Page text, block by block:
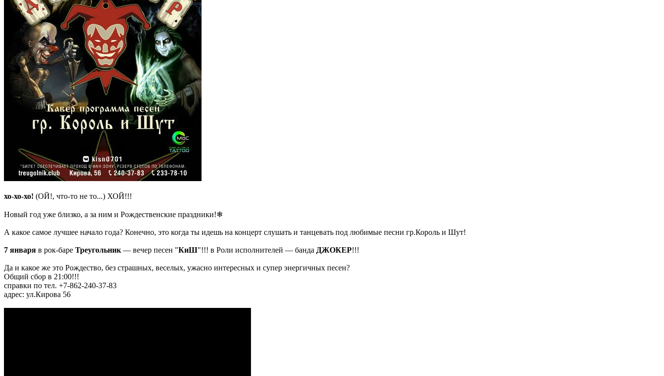
хо-хо-хо! (ОЙ!, что-то не то...) ХОЙ!!!
Новый год уже близко, а за ним и Рождественские праздники!❄
А какое самое лучшее начало года? Конечно, это когда ты идешь на концерт слушать и танцевать под любимые песни гр.Король и Шут!
7 января в рок-баре Треугольник — вечер песен "КиШ"!!! в Роли исполнителей — банда ДЖОКЕР!!!
Да и какое же это Рождество, без страшных, веселых, ужасно интересных и супер энергичных песен?
Общий сбор в 21:00!!!
справки по тел. +7-862-240-37-83
адрес: ул.Кирова 56